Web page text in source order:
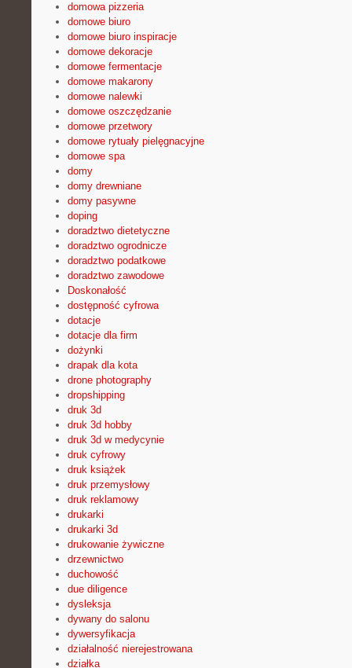
domowa pizzeria
domowe biuro
domowe biuro inspiracje
domowe dekoracje
domowe fermentacje
domowe makarony
domowe nalewki
domowe oszczędzanie
domowe przetwory
domowe rytuały pielęgnacyjne
domowe spa
domy
domy drewniane
domy pasywne
doping
doradztwo dietetyczne
doradztwo ogrodnicze
doradztwo podatkowe
doradztwo zawodowe
Doskonałość
dostępność cyfrowa
dotacje
dotacje dla firm
dożynki
drapak dla kota
drone photography
dropshipping
druk 3d
druk 3d hobby
druk 3d w medycynie
druk cyfrowy
druk książek
druk przemysłowy
druk reklamowy
drukarki
drukarki 3d
drukowanie żywiczne
drzewnictwo
duchowość
due diligence
dysleksja
dywany do salonu
dywersyfikacja
działalność nierejestrowana
działka